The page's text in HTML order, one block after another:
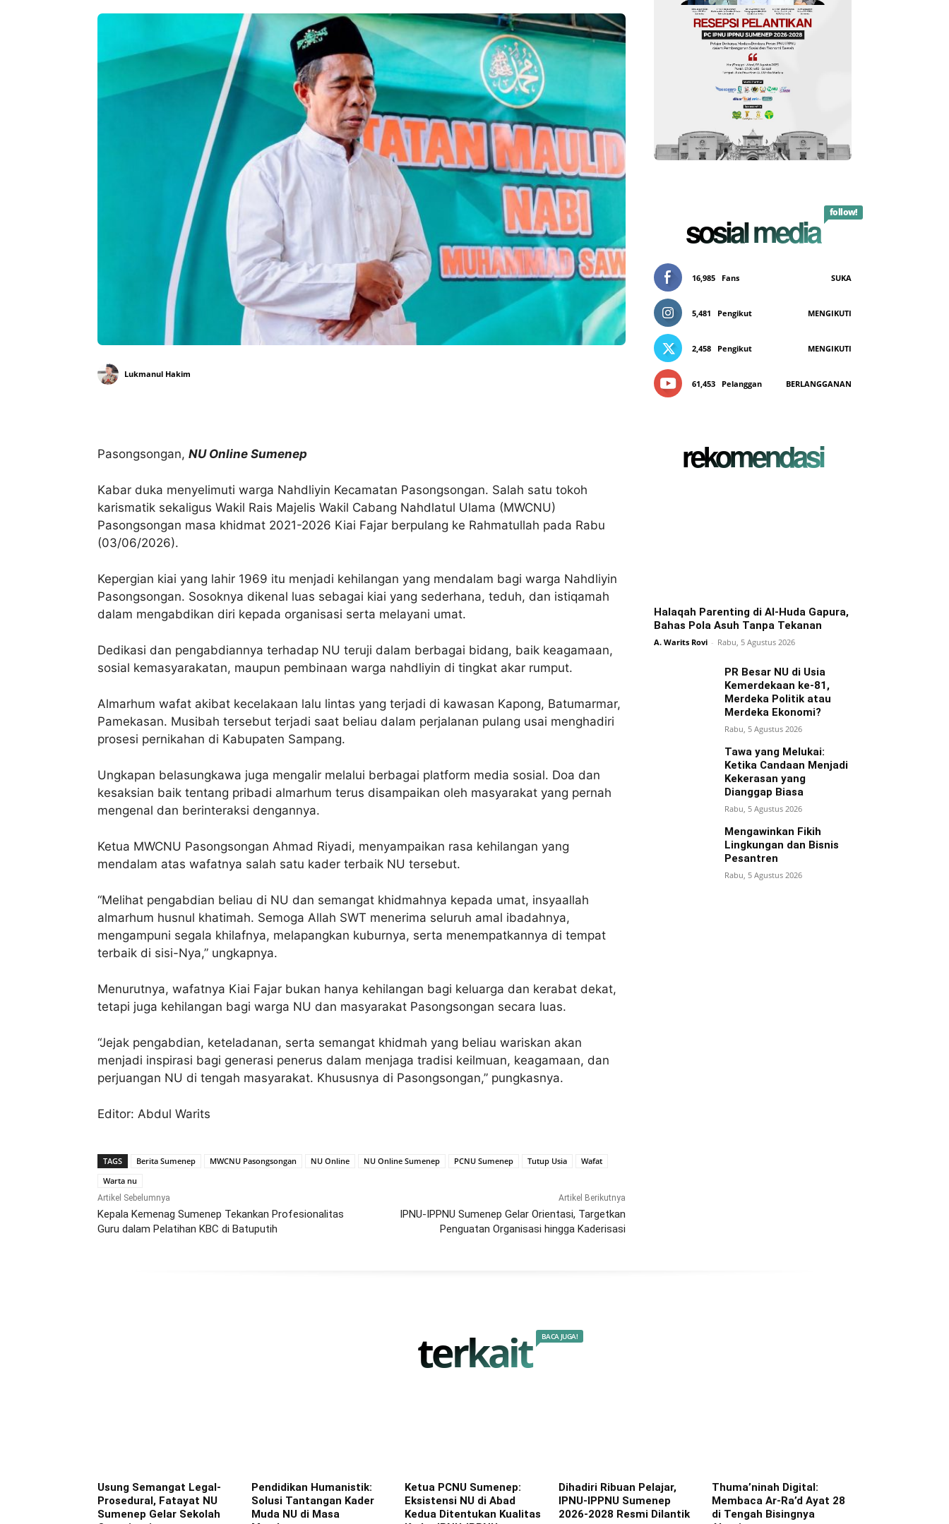
Lukmanul Hakim
Pasongsongan, NU Online Sumenep
Kabar duka menyelimuti warga Nahdliyin Kecamatan Pasongsongan. Salah satu tokoh
karismatik sekaligus Wakil Rais Majelis Wakil Cabang Nahdlatul Ulama (MWCNU)
Pasongsongan masa khidmat 2021-2026 Kiai Fajar berpulang ke Rahmatullah pada Rabu
(03/06/2026).
Kepergian kiai yang lahir 1969 itu menjadi kehilangan yang mendalam bagi warga Nahdliyin
Pasongsongan. Sosoknya dikenal luas sebagai kiai yang sederhana, teduh, dan istiqamah
dalam mengabdikan diri kepada organisasi serta melayani umat.
Dedikasi dan pengabdiannya terhadap NU teruji dalam berbagai bidang, baik keagamaan,
sosial kemasyarakatan, maupun pembinaan warga nahdliyin di tingkat akar rumput.
Almarhum wafat akibat kecelakaan lalu lintas yang terjadi di kawasan Kapong, Batumarmar,
Pamekasan. Musibah tersebut terjadi saat beliau dalam perjalanan pulang usai menghadiri
prosesi pernikahan di Kabupaten Sampang.
Ungkapan belasungkawa juga mengalir melalui berbagai platform media sosial. Doa dan
kesaksian baik tentang pribadi almarhum terus disampaikan oleh masyarakat yang pernah
mengenal dan berinteraksi dengannya.
Ketua MWCNU Pasongsongan Ahmad Riyadi, menyampaikan rasa kehilangan yang
mendalam atas wafatnya salah satu kader terbaik NU tersebut.
“Melihat pengabdian beliau di NU dan semangat khidmahnya kepada umat, insyaallah
almarhum husnul khatimah. Semoga Allah SWT menerima seluruh amal ibadahnya,
mengampuni segala khilafnya, melapangkan kuburnya, serta menempatkannya di tempat
terbaik di sisi-Nya,” ungkapnya.
Menurutnya, wafatnya Kiai Fajar bukan hanya kehilangan bagi keluarga dan kerabat dekat,
tetapi juga kehilangan bagi warga NU dan masyarakat Pasongsongan secara luas.
“Jejak pengabdian, keteladanan, serta semangat khidmah yang beliau wariskan akan
menjadi inspirasi bagi generasi penerus dalam menjaga tradisi keilmuan, keagamaan, dan
perjuangan NU di tengah masyarakat. Khususnya di Pasongsongan,” pungkasnya.
Editor: Abdul Warits
TAGS Berita Sumenep MWCNU Pasongsongan NU Online NU Online Sumenep PCNU Sumenep Tutup Usia
Wafat
Warta nu
Artikel Sebelumnya
Kepala Kemenag Sumenep Tekankan Profesionalitas
Guru dalam Pelatihan KBC di Batuputih
Artikel Berikutnya
IPNU-IPPNU Sumenep Gelar Orientasi, Targetkan
Penguatan Organisasi hingga Kaderisasi
sosial media follow!
16,985 Fans SUKA
5,481 Pengikut MENGIKUTI
2,458 Pengikut MENGIKUTI
61,453 Pelanggan BERLANGGANAN
rekomendasi
Halaqah Parenting di Al-Huda Gapura,
Bahas Pola Asuh Tanpa Tekanan
A. Warits Rovi - Rabu, 5 Agustus 2026
PR Besar NU di Usia
Kemerdekaan ke-81,
Merdeka Politik atau
Merdeka Ekonomi?
Rabu, 5 Agustus 2026
Tawa yang Melukai:
Ketika Candaan Menjadi
Kekerasan yang
Dianggap Biasa
Rabu, 5 Agustus 2026
Mengawinkan Fikih
Lingkungan dan Bisnis
Pesantren
Rabu, 5 Agustus 2026
terkait BACA JUGA!
Usung Semangat Legal-
Prosedural, Fatayat NU
Sumenep Gelar Sekolah
Pendidikan Humanistik:
Solusi Tantangan Kader
Muda NU di Masa
Ketua PCNU Sumenep:
Eksistensi NU di Abad
Kedua Ditentukan Kualitas
Dihadiri Ribuan Pelajar,
IPNU-IPPNU Sumenep
2026-2028 Resmi Dilantik
Thuma’ninah Digital:
Membaca Ar-Ra’d Ayat 28
di Tengah Bisingnya